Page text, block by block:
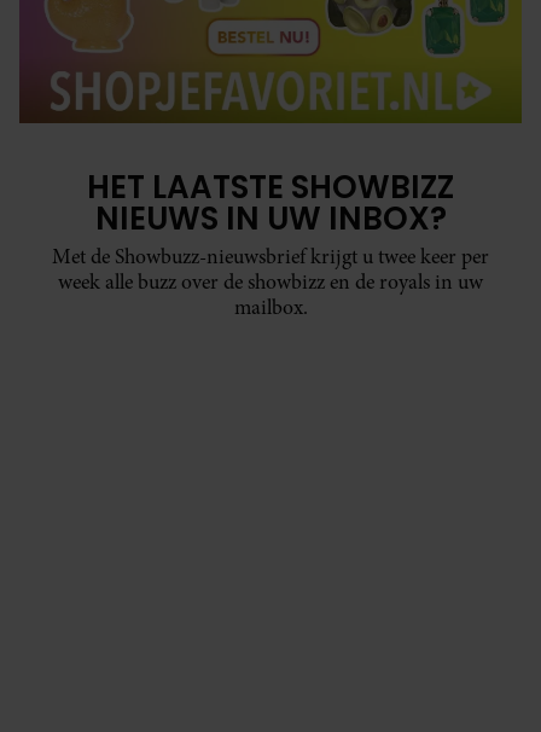
HET LAATSTE SHOWBIZZ
NIEUWS IN UW INBOX?
Met de Showbuzz-nieuwsbrief krijgt u twee keer per
week alle buzz over de showbizz en de royals in uw
mailbox.